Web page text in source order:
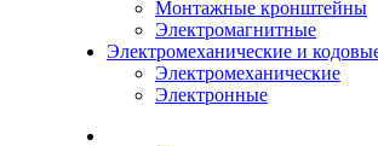
Монтажные кронштейны
Электромагнитные
Электромеханические и
Электромеханические
Электронные